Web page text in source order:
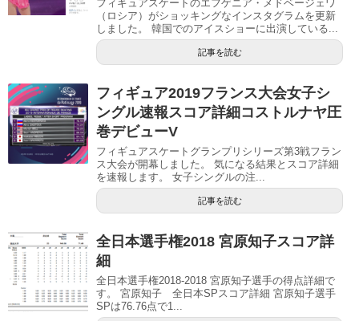
フィギュアスケートのエフゲニア・メドベージェワ
（ロシア）がショッキングなインスタグラムを更新
しました。 韓国でのアイスショーに出演している...
記事を読む
フィギュア2019フランス大会女子シ
ングル速報スコア詳細コストルナヤ圧
巻デビューV
フィギュアスケートグランプリシリーズ第3戦フラン
ス大会が開幕しました。 気になる結果とスコア詳細
を速報します。 女子シングルの注...
記事を読む
全日本選手権2018 宮原知子スコア詳
細
全日本選手権2018-2018 宮原知子選手の得点詳細で
す。 宮原知子 全日本SPスコア詳細 宮原知子選手
SPは76.76点で1...